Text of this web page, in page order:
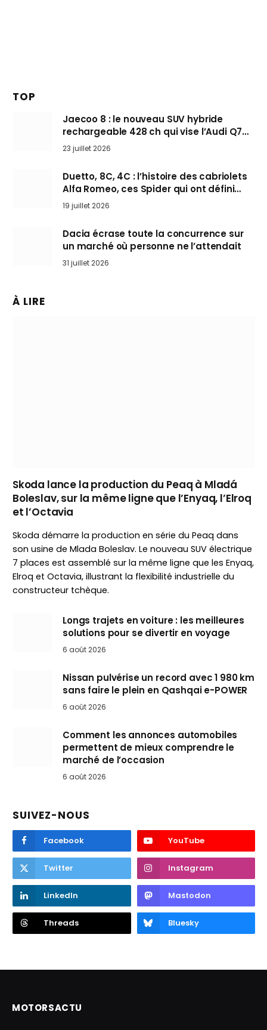
TOP
Jaecoo 8 : le nouveau SUV hybride
rechargeable 428 ch qui vise l’Audi Q7
arrive en Europe cet automne
23 juillet 2026
Duetto, 8C, 4C : l’histoire des cabriolets
Alfa Romeo, ces Spider qui ont défini
l’art de rouler cheveux au vent
19 juillet 2026
Dacia écrase toute la concurrence sur
un marché où personne ne l’attendait
31 juillet 2026
À LIRE
Skoda lance la production du Peaq à Mladá
Boleslav, sur la même ligne que l’Enyaq, l’Elroq
et l’Octavia
Skoda démarre la production en série du Peaq dans
son usine de Mlada Boleslav. Le nouveau SUV électrique
7 places est assemblé sur la même ligne que les Enyaq,
Elroq et Octavia, illustrant la flexibilité industrielle du
constructeur tchèque.
Longs trajets en voiture : les meilleures
solutions pour se divertir en voyage
6 août 2026
Nissan pulvérise un record avec 1 980 km
sans faire le plein en Qashqai e-POWER
6 août 2026
Comment les annonces automobiles
permettent de mieux comprendre le
marché de l’occasion
6 août 2026
SUIVEZ-NOUS
Facebook YouTube
Twitter Instagram
LinkedIn Mastodon
Threads Bluesky
MOTORSACTU